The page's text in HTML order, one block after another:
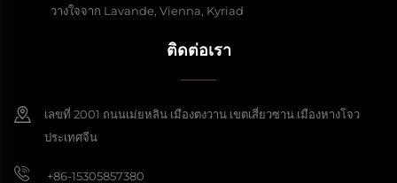
วางใจจาก Lavande, Vienna, Kyriad
ติดต่อเรา
เลขที่ 2001 ถนนเม่ยหลิน เมืองตงวาน เขตเสี่ยวซาน เมืองหางโจว
ประเทศจีน
+86-15305857380